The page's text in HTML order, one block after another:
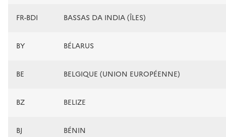
FR-BDI BASSAS DA INDIA (ÎLES)
BY BÉLARUS
BE BELGIQUE (UNION EUROPÉENNE)
BZ BELIZE
BJ BÉNIN